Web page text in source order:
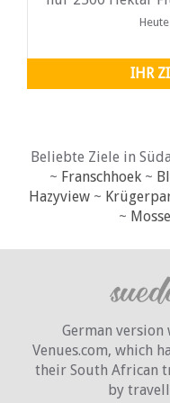
Bushveld,
IHR
Beliebte Ziele in
~ Franschhoek ~
Hazyview~
~
German
Venues.com, which
their South African
by